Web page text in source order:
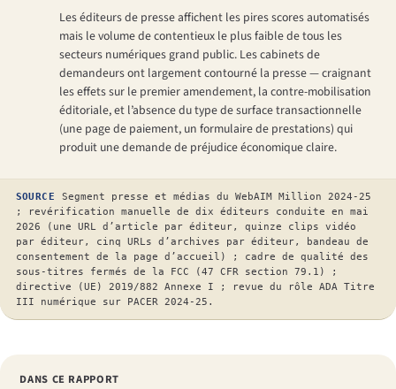
Les éditeurs de presse affichent les pires scores automatisés
mais le volume de contentieux le plus faible de tous les
secteurs numériques grand public. Les cabinets de
demandeurs ont largement contourné la presse — craignant
les effets sur le premier amendement, la contre-mobilisation
éditoriale, et l’absence du type de surface transactionnelle
(une page de paiement, un formulaire de prestations) qui
produit une demande de préjudice économique claire.
SOURCE
Segment presse et médias du WebAIM Million 2024-25
; revérification manuelle de dix éditeurs conduite en mai
2026 (une URL d’article par éditeur, quinze clips vidéo
par éditeur, cinq URLs d’archives par éditeur, bandeau de
consentement de la page d’accueil) ; cadre de qualité des
sous-titres fermés de la FCC (47 CFR section 79.1) ;
directive (UE) 2019/882 Annexe I ; revue du rôle ADA Titre
III numérique sur PACER 2024-25.
DANS CE RAPPORT